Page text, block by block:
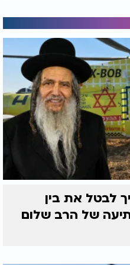
לבטל את בין
של הרב שלום